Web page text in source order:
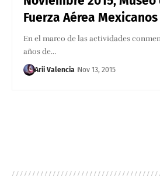
Fuerza Aérea Mexicanos
En el marco de las actividades
años de…
Arii Valencia Nov 13, 2015